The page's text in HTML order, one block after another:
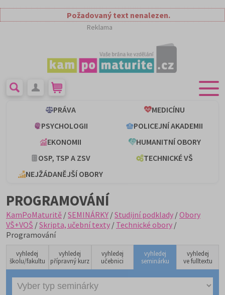
Požadovaný text nenalezen.
Reklama
PRÁVA
MEDICÍNU
PSYCHOLOGII
POLICEJNÍ AKADEMII
EKONOMII
HUMANITNÍ OBORY
OSP, TSP A ZSV
TECHNICKÉ VŠ
NEJŽÁDANĚJŠÍ OBORY
PROGRAMOVÁNÍ
KamPoMaturitě /SEMINÁRKY /Studijní podklady /Obory
VŠ+VOŠ /Skripta, učební texty / Technické obory /
Programování
vyhledej
školu/fakultu
vyhledej
přípravný kurz
vyhledej
učebnici
vyhledej
seminárku
vyhledej
ve fulltextu